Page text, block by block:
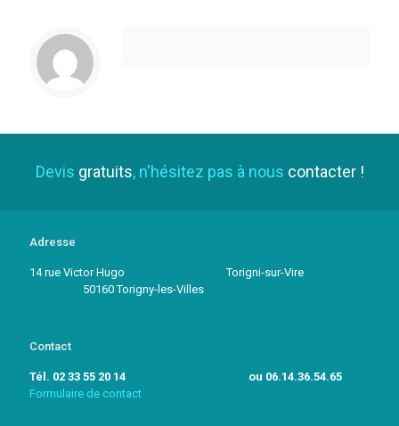
Devis gratuits, n'hésitez pas à nous contacter !
Adresse
14 rue Victor Hugo Torigni-sur-Vire
50160 Torigny-les-Villes
Contact
Tél. 02 33 55 20 14 ou 06.14.36.54.65
Formulaire de contact